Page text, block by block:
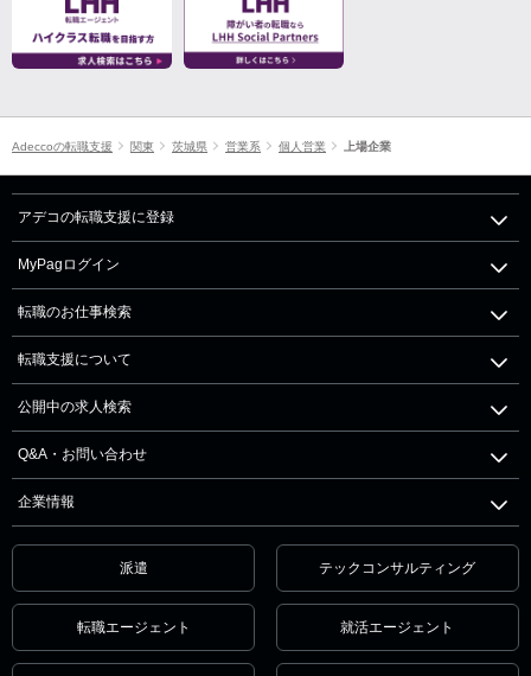
Adeccoの転職支援 関東 茨城県 営業系 個人営業 上場企業
アデコの転職支援に登録
MyPagログイン
転職のお仕事検索
転職支援について
公開中の求人検索
Q&A・お問い合わせ
企業情報
派遣 テックコンサルティング
転職エージェント 就活エージェント